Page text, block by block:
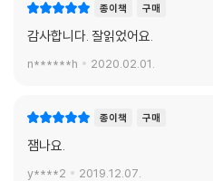
종이책 구매
감사합니다. 잘읽었어요.
n******h 2020.02.01.
종이책 구매
잼나요.
y****2 2019.12.07.